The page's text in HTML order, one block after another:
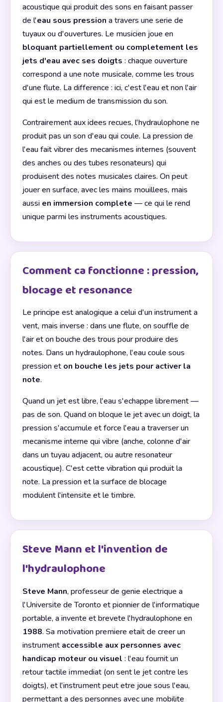
acoustique qui produit des sons en faisant passer
de l'eau sous pression a travers une serie de
tuyaux ou d'ouvertures. Le musicien joue en
bloquant partiellement ou completement les
jets d'eau avec ses doigts : chaque ouverture
correspond a une note musicale, comme les trous
d'une flute. La difference : ici, c'est l'eau et non l'air
qui est le medium de transmission du son.
Contrairement aux idees recues, l'hydraulophone ne
produit pas un son d'eau qui coule. La pression de
l'eau fait vibrer des mecanismes internes (souvent
des anches ou des tubes resonateurs) qui
produisent des notes musicales claires. On peut
jouer en surface, avec les mains mouillees, mais
aussi en immersion complete — ce qui le rend
unique parmi les instruments acoustiques.
Comment ca fonctionne : pression,
blocage et resonance
Le principe est analogique a celui d'un instrument a
vent, mais inverse : dans une flute, on souffle de
l'air et on bouche des trous pour produire des
notes. Dans un hydraulophone, l'eau coule sous
pression et on bouche les jets pour activer la
note.
Quand un jet est libre, l'eau s'echappe librement —
pas de son. Quand on bloque le jet avec un doigt, la
pression s'accumule et force l'eau a traverser un
mecanisme interne qui vibre (anche, colonne d'air
dans un tuyau adjacent, ou autre resonateur
acoustique). C'est cette vibration qui produit la
note. La pression et la surface de blocage
modulent l'intensite et le timbre.
Steve Mann et l'invention de
l'hydraulophone
Steve Mann, professeur de genie electrique a
l'Universite de Toronto et pionnier de l'informatique
portable, a invente et brevete l'hydraulophone en
1988. Sa motivation premiere etait de creer un
instrument accessible aux personnes avec
handicap moteur ou visuel : l'eau fournit un
retour tactile immediat (on sent le jet contre les
doigts), et l'instrument peut etre joue sous l'eau,
permettant a des personnes avec une mobilite